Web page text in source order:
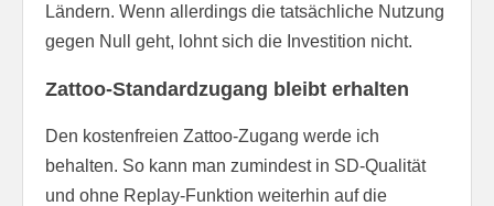
Ländern. Wenn allerdings die tatsächliche Nutzung
gegen Null geht, lohnt sich die Investition nicht.
Zattoo-Standardzugang bleibt erhalten
Den kostenfreien Zattoo-Zugang werde ich
behalten. So kann man zumindest in SD-Qualität
und ohne Replay-Funktion weiterhin auf die